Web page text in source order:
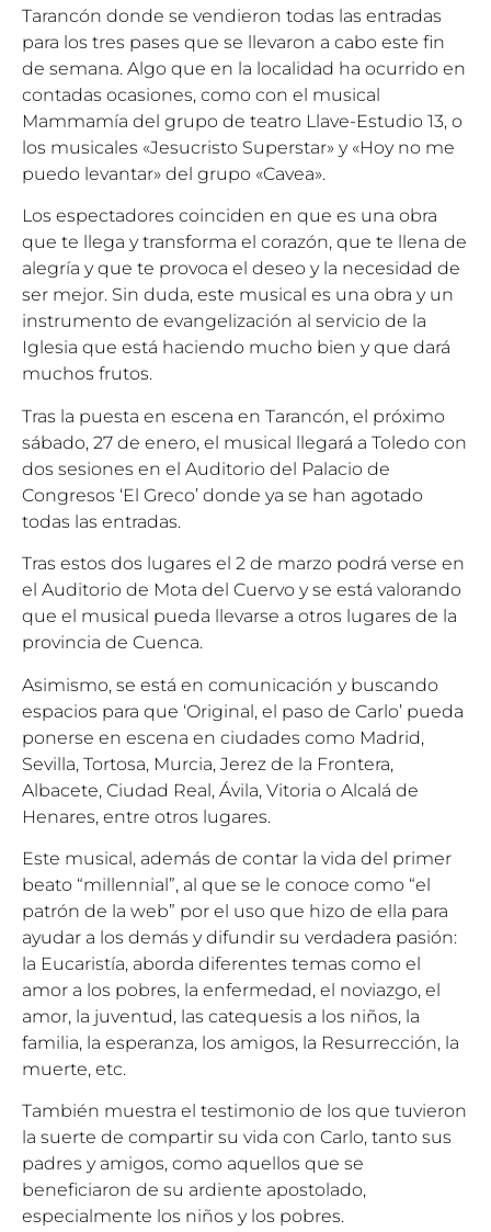
Tarancón donde se vendieron todas las entradas
para los tres pases que se llevaron a cabo este fin
de semana. Algo que en la localidad ha ocurrido en
contadas ocasiones, como con el musical
Mammamía del grupo de teatro Llave-Estudio 13, o
los musicales «Jesucristo Superstar» y «Hoy no me
puedo levantar» del grupo «Cavea».
Los espectadores coinciden en que es una obra
que te llega y transforma el corazón, que te llena de
alegría y que te provoca el deseo y la necesidad de
ser mejor. Sin duda, este musical es una obra y un
instrumento de evangelización al servicio de la
Iglesia que está haciendo mucho bien y que dará
muchos frutos.
Tras la puesta en escena en Tarancón, el próximo
sábado, 27 de enero, el musical llegará a Toledo con
dos sesiones en el Auditorio del Palacio de
Congresos ‘El Greco’ donde ya se han agotado
todas las entradas.
Tras estos dos lugares el 2 de marzo podrá verse en
el Auditorio de Mota del Cuervo y se está valorando
que el musical pueda llevarse a otros lugares de la
provincia de Cuenca.
Asimismo, se está en comunicación y buscando
espacios para que ‘Original, el paso de Carlo’ pueda
ponerse en escena en ciudades como Madrid,
Sevilla, Tortosa, Murcia, Jerez de la Frontera,
Albacete, Ciudad Real, Ávila, Vitoria o Alcalá de
Henares, entre otros lugares.
Este musical, además de contar la vida del primer
beato “millennial”, al que se le conoce como “el
patrón de la web” por el uso que hizo de ella para
ayudar a los demás y difundir su verdadera pasión:
la Eucaristía, aborda diferentes temas como el
amor a los pobres, la enfermedad, el noviazgo, el
amor, la juventud, las catequesis a los niños, la
familia, la esperanza, los amigos, la Resurrección, la
muerte, etc.
También muestra el testimonio de los que tuvieron
la suerte de compartir su vida con Carlo, tanto sus
padres y amigos, como aquellos que se
beneficiaron de su ardiente apostolado,
especialmente los niños y los pobres.